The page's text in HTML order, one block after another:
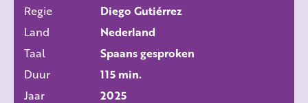
Regie
Diego Gutiérrez
Land
Nederland
Taal
Spaans gesproken
Duur
115 min.
Jaar
2025